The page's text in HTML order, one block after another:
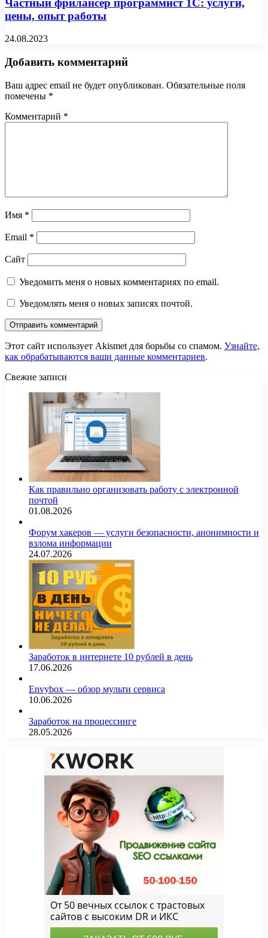
цены, опыт работы
24.08.2023
Добавить комментарий
Ваш адрес email не будет опубликован. Обязательные поля
помечены *
Комментарий *
Имя *
Email *
Сайт
Уведомить меня о новых комментариях по email.
Уведомлять меня о новых записях почтой.
Этот сайт использует Akismet для борьбы со спамом. Узнайте,
как обрабатываются ваши данные комментариев.
Свежие записи
Как правильно организовать работу с электронной
почтой
01.08.2026
Форум хакеров — услуги безопасности, анонимности и
взлома информации
24.07.2026
Заработок в интернете 10 рублей в день
17.06.2026
Envybox — обзор мульти сервиса
10.06.2026
Заработок на процессинге
28.05.2026